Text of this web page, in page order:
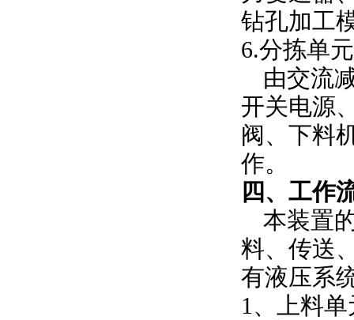
钻孔加工
6.分拣单元
由交流
开关电源
阀、下料
作。
四、工作
本装置
料、传送
有液压系
1、上料